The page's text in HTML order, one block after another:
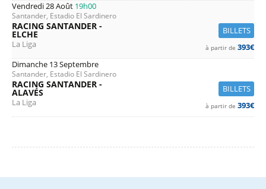
Vendredi 28 Août 19h00
Santander, Estadio El Sardinero
BILLETS
RACING SANTANDER -
ELCHE
La Liga à partir de 393€
Dimanche 13 Septembre
Santander, Estadio El Sardinero
BILLETS
RACING SANTANDER -
ALAVÉS
La Liga à partir de 393€